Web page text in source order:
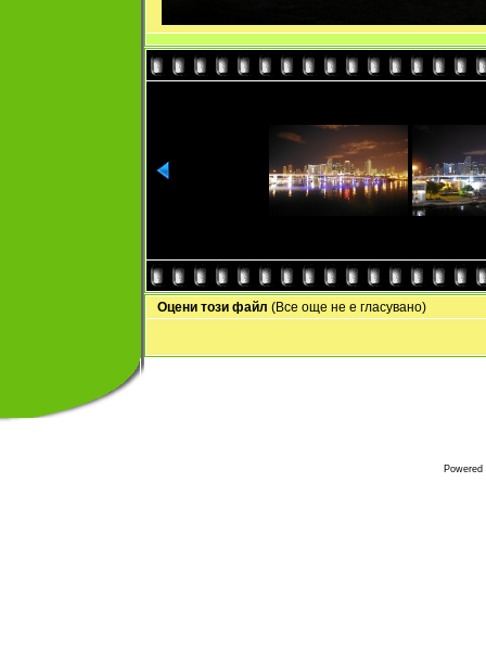
Оцени този файл (Все още не е гласувано)